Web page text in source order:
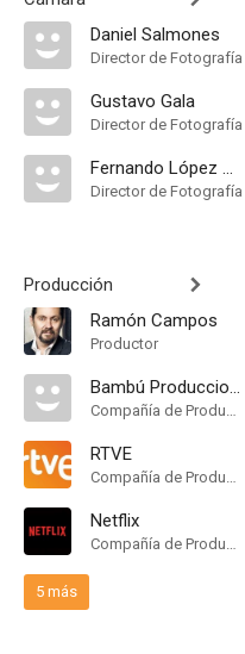
Daniel Salmones
Director de Fotografía
Gustavo Gala
Director de Fotografía
Fernando López Coloma
Director de Fotografía
Producción
Ramón Campos
Productor
Bambú Producciones
Compañía de Produccion
RTVE
Compañía de Produccion
Netflix
Compañía de Produccion
5 más